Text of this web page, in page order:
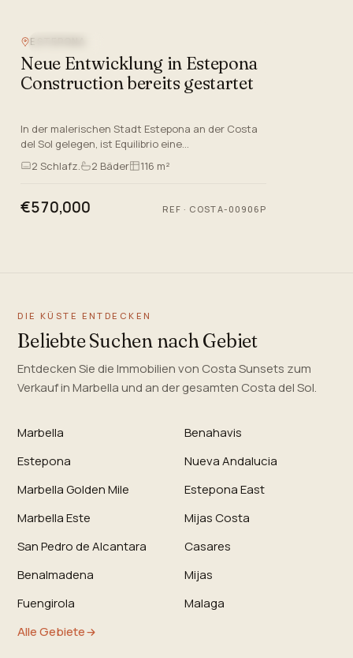
ESTEPONA
Neue Entwicklung in Estepona
Construction bereits gestartet
In der malerischen Stadt Estepona an der Costa
del Sol gelegen, ist Equilibrio eine
atemberaubende neue Entwicklung, die eine
unübertroffene Lebensqualität bie…
2 Schlafz. 2 Bäder 116 m²
€570,000 REF · COSTA-00906P
DIE KÜSTE ENTDECKEN
Beliebte Suchen nach Gebiet
Entdecken Sie die Immobilien von Costa Sunsets zum
Verkauf in Marbella und an der gesamten Costa del Sol.
Marbella
Benahavis
Estepona
Nueva Andalucia
Marbella Golden Mile
Estepona East
Marbella Este
Mijas Costa
San Pedro de Alcantara
Casares
Benalmadena
Mijas
Fuengirola
Malaga
Alle Gebiete